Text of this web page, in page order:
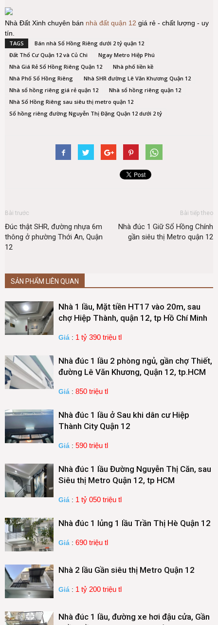
Nhà Đất Xinh chuyên bán nhà đất quận 12 giá rẻ - chất lượng - uy
tín.
TAGS
Bán nhà Sổ Hồng Riêng dưới 2 tỷ quận 12
Đất Thổ Cư Quận 12 và Củ Chi
Ngay Metro Hiệp Phú
Nhà Giá Rẻ Sổ Hồng Riêng Quận 12
Nhà phố liền kề
Nhà Phố Sổ Hồng Riêng
Nhà SHR đường Lê Văn Khương Quận 12
Nhà sổ hồng riêng giá rẻ quận 12
Nhà sổ hồng riêng quận 12
Nhà Sổ Hồng Riêng sau siêu thị metro quận 12
Sổ hồng riêng đường Nguyễn Thị Đặng Quận 12 dưới 2 tỷ
Bài trước
Đúc thật SHR, đường nhựa 6m
thông ở phường Thới An, Quận
12
Bài tiếp theo
Nhà đúc 1 Giữ Sổ Hồng Chính
gần siêu thị Metro quận 12
SẢN PHẨM LIÊN QUAN
Nhà 1 lầu, Mặt tiền HT17 vào 20m, sau
chợ Hiệp Thành, quận 12, tp Hồ Chí Minh
Giá : 1 tỷ 390 triệu tl
Nhà đúc 1 lầu 2 phòng ngủ, gần chợ Thiết,
đường Lê Văn Khương, Quận 12, tp.HCM
Giá : 850 triệu tl
Nhà đúc 1 lầu ở Sau khi dân cư Hiệp
Thành City Quận 12
Giá : 590 triệu tl
Nhà đúc 1 lầu Đường Nguyễn Thị Căn, sau
Siêu thị Metro Quận 12, tp HCM
Giá : 1 tỷ 050 triệu tl
Nhà đúc 1 lủng 1 lầu Trần Thị Hè Quận 12
Giá : 690 triệu tl
Nhà 2 lầu Gần siêu thị Metro Quận 12
Giá : 1 tỷ 200 triệu tl
Nhà đúc 1 lầu, đường xe hơi đậu cửa, Gần